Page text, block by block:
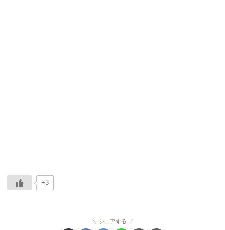
+3
シェアする